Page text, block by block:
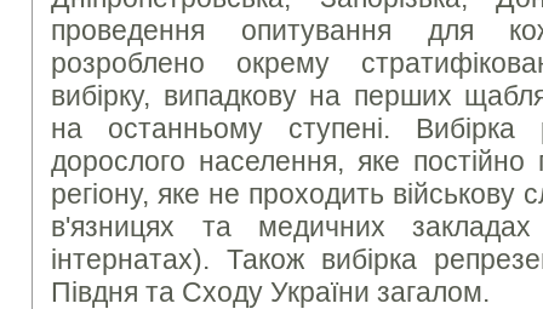
проведення опитування для
розроблено окрему
вибірку, випадкову на перших
на останньому ступені. Вибірка
дорослого населення, яке постійно
регіону, яке не проходить військову
в'язницях та медичних закладах
інтернатах). Також вибірка
Півдня та Сходу України загалом.